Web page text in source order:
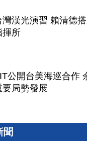
灣漢光演習 賴清德
揮所
公開台美海巡合作
要局勢發展
聞